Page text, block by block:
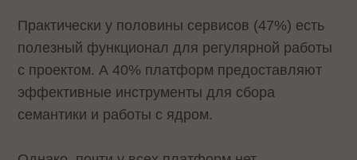
Практически у половины сервисов (47%) есть
полезный функционал для регулярной работы
с проектом. А 40% платформ предоставляют
эффективные инструменты для сбора
семантики и работы с ядром.